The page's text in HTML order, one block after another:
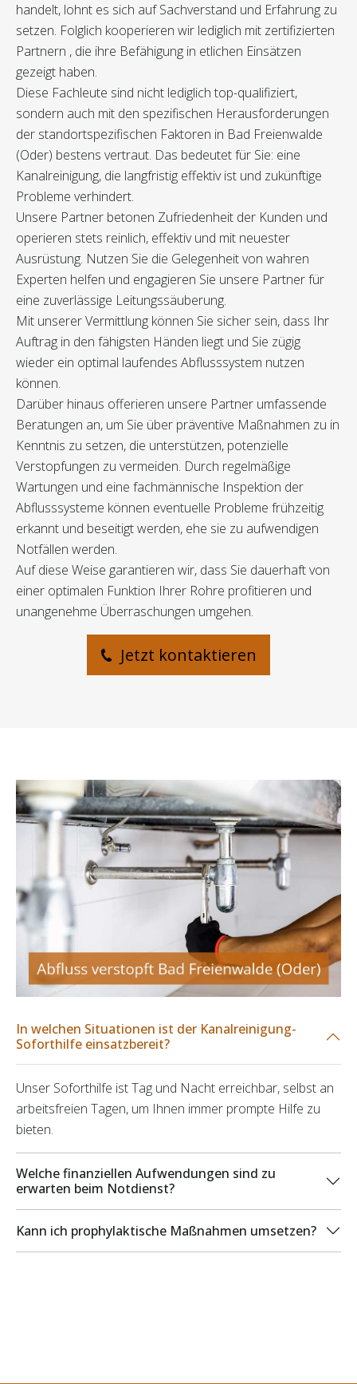
handelt, lohnt es sich auf Sachverstand und Erfahrung zu
setzen. Folglich kooperieren wir lediglich mit zertifizierten
Partnern , die ihre Befähigung in etlichen Einsätzen
gezeigt haben.
Diese Fachleute sind nicht lediglich top-qualifiziert,
sondern auch mit den spezifischen Herausforderungen
der standortspezifischen Faktoren in Bad Freienwalde
(Oder) bestens vertraut. Das bedeutet für Sie: eine
Kanalreinigung, die langfristig effektiv ist und zukünftige
Probleme verhindert.
Unsere Partner betonen Zufriedenheit der Kunden und
operieren stets reinlich, effektiv und mit neuester
Ausrüstung. Nutzen Sie die Gelegenheit von wahren
Experten helfen und engagieren Sie unsere Partner für
eine zuverlässige Leitungssäuberung.
Mit unserer Vermittlung können Sie sicher sein, dass Ihr
Auftrag in den fähigsten Händen liegt und Sie zügig
wieder ein optimal laufendes Abflusssystem nutzen
können.
Darüber hinaus offerieren unsere Partner umfassende
Beratungen an, um Sie über präventive Maßnahmen zu in
Kenntnis zu setzen, die unterstützen, potenzielle
Verstopfungen zu vermeiden. Durch regelmäßige
Wartungen und eine fachmännische Inspektion der
Abflusssysteme können eventuelle Probleme frühzeitig
erkannt und beseitigt werden, ehe sie zu aufwendigen
Notfällen werden.
Auf diese Weise garantieren wir, dass Sie dauerhaft von
einer optimalen Funktion Ihrer Rohre profitieren und
unangenehme Überraschungen umgehen.
Jetzt kontaktieren
In welchen Situationen ist der Kanalreinigung-
Soforthilfe einsatzbereit?
Unser Soforthilfe ist Tag und Nacht erreichbar, selbst an
arbeitsfreien Tagen, um Ihnen immer prompte Hilfe zu
bieten.
Welche finanziellen Aufwendungen sind zu
erwarten beim Notdienst?
Kann ich prophylaktische Maßnahmen umsetzen?